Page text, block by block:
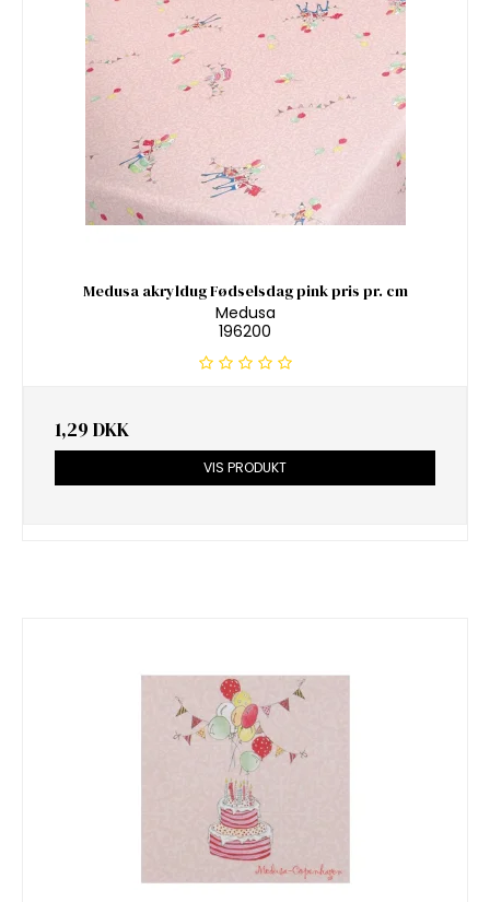
Medusa akryldug Fødselsdag pink pris pr. cm
Medusa
196200
1,29 DKK
VIS PRODUKT